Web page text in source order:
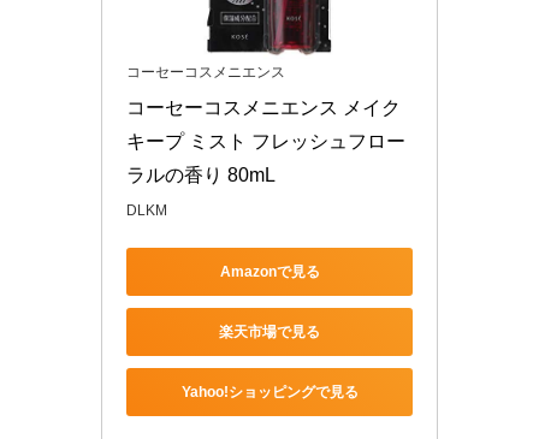
コーセーコスメニエンス
コーセーコスメニエンス メイク
キープ ミスト フレッシュフロー
ラルの香り 80mL
DLKM
Amazonで見る
楽天市場で見る
Yahoo!ショッピングで見る